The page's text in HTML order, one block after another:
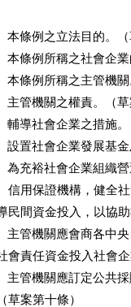
本條例之立法目的。（
本條例所稱之社會企
本條例所稱之主管機關
主管機關之權責。（草
輔導社會企業之措施。
設置社會企業發展基
為充裕社會企業組織
、信用保證機構，健全
導民間資金投入，以協
主管機關應會商各中
社會責任資金投入社會
主管機關應訂定公共
（草案第十條）